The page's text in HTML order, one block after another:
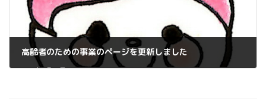
高齢者のための事業のページを更新しました
2026年2月17日